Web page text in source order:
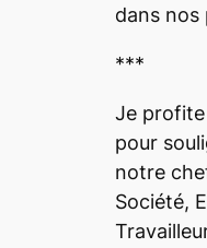
dans nos
***
Je
pour
notre
Société,